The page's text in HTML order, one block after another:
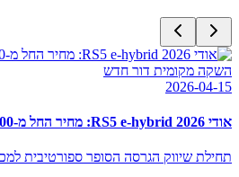
השקה מקומית דור חדש
2026-04-15
אודי RS5 e-hybrid 2026: מחיר החל מ-819,900 ש"ח
תחילת שיווק הגרסה הסופר ספורטיבית